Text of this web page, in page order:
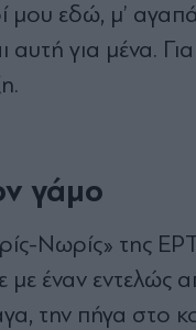
μου εδώ, μ’
για μένα.
γάμο
Νωρίς» της ΕΡΤ
με έναν
την πήγα στο